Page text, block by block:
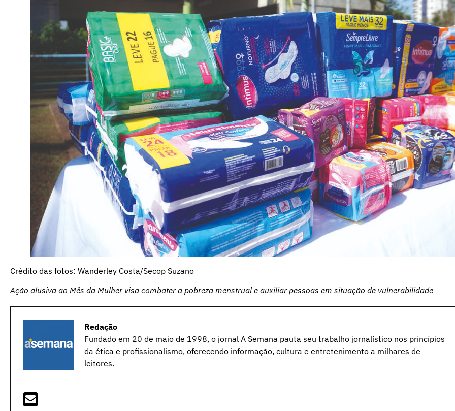
Crédito das fotos: Wanderley Costa/Secop Suzano
Ação alusiva ao Mês da Mulher visa combater a pobreza menstrual e auxiliar pessoas em situação de vulnerabilidade
Redação
Fundado em 20 de maio de 1998, o jornal A Semana pauta seu trabalho jornalístico nos princípios
da ética e profissionalismo, oferecendo informação, cultura e entretenimento a milhares de
leitores.